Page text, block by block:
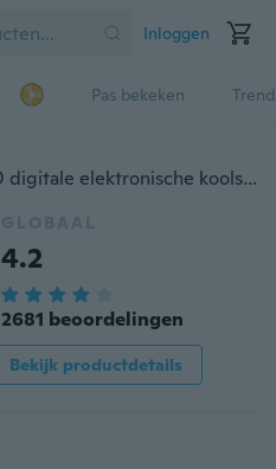
Inloggen
Pas bekeken
Stijlvolle 150 mm/6 inch LCD digitale elektronische koolstofvezel schuifmaatmaat Micromete
GLOBAAL
4.2
2681 beoordelingen
Bekijk productdetails